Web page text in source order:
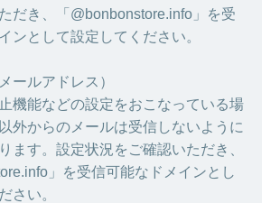
だき、「@bonbonstore.info」を受
ンとして設定してください。
ールアドレス）
機能などの設定をおこなっている場
外からのメールは受信しないように
ます。設定状況をご確認いただき、
」を受信可能なドメインとし
さい。